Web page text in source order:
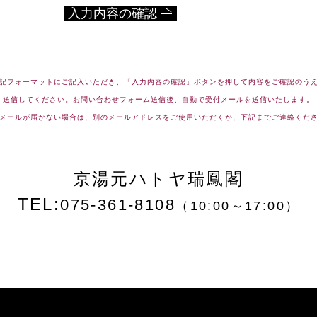
フォーマットにご記入いただき、 「入力内容の確認」ボタンを押して内容をご確認のうえ
送信してください。 お問い合わせフォーム送信後、自動で受付メールを送信いたします。
ールが届かない場合は、別のメールアドレスをご使用いただくか、下記までご連絡くださ
京湯元ハトヤ瑞鳳閣
TEL:075-361-8108 （10:00～17:00）